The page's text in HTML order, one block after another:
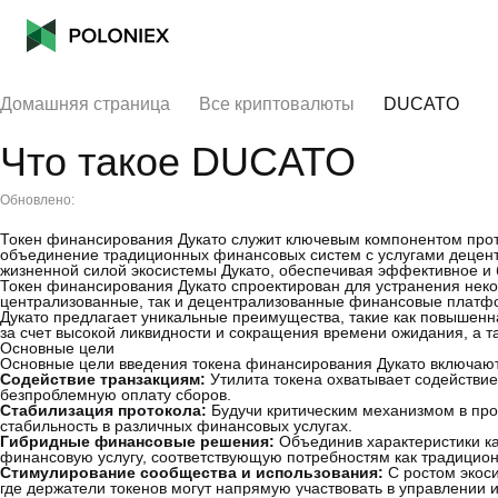
Домашняя страница Все криптовалюты DUCATO
Что такое DUCATO
Обновлено:
Токен финансирования Дукато служит ключевым компонентом
объединение традиционных финансовых систем с услугами
жизненной силой экосистемы Дукато, обеспечивая эффективное
Токен финансирования Дукато спроектирован для устранения
централизованные, так и децентрализованные финансовые
Дукато предлагает уникальные преимущества, такие как
за счет высокой ликвидности и сокращения времени ожидания, а
Основные цели
Основные цели введения токена финансирования Дукато
Содействие транзакциям: Утилита токена охватывает
безпроблемную оплату сборов.
Стабилизация протокола: Будучи критическим механизмом в
стабильность в различных финансовых услугах.
Гибридные финансовые решения: Объединив характеристики
финансовую услугу, соответствующую потребностям как
Стимулирование сообщества и использования: С ростом
где держатели токенов могут напрямую участвовать в